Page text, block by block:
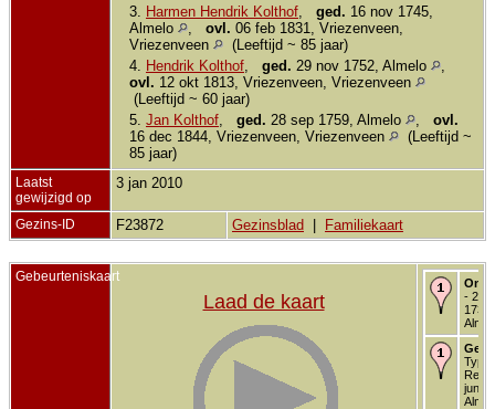
3.
Harmen Hendrik Kolthof ged. 16 nov 1745,
Almelo
ovl. 06 feb 1831, Vriezenveen,
Vriezenveen
(Leeftijd ~ 85 jaar)
4.
Hendrik Kolthof ged. 29 nov 1752, Almelo
ovl. 12 okt 1813, Vriezenveen, Vriezenveen
(Leeftijd ~ 60 jaar)
5. Jan Kolthof ged. 28 sep 1759, Almelo
ovl.
16 dec 1844, Vriezenveen, Vriezenveen
(Leeftijd ~
85 jaar)
Laatst
gewijzigd op
3 jan 2010
Gezins-ID F23872 Gezinsblad Familiekaart
Gebeurteniskaart
Laad de kaart
- 24
1739
jun